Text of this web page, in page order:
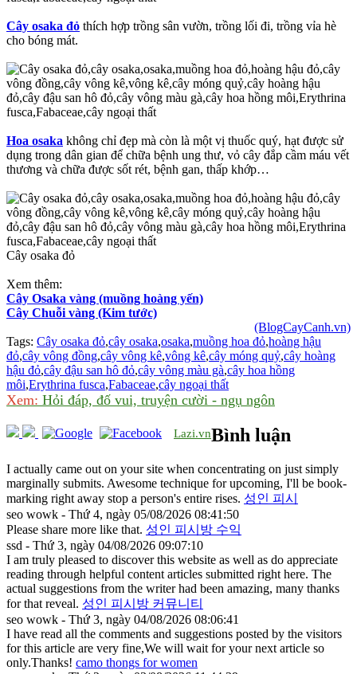
Cây osaka đỏ thích hợp trồng sân vườn, trồng lối đi, trồng vỉa hè
cho bóng mát.
Hoa osaka không chỉ đẹp mà còn là một vị thuốc quý, hạt được sử
dụng trong dân gian để chữa bệnh ung thư, vỏ cây đắp cầm máu vết
thương và chữa được sốt rét, bệnh gan, thấp khớp…
Cây osaka đỏ
Xem thêm:
Cây Osaka vàng (muồng hoàng yến)
Cây Chuỗi vàng (Kim tước)
(BlogCayCanh.vn)
Tags: Cây osaka đỏ,cây osaka,osaka,muồng hoa đỏ,hoàng hậu
đỏ,cây vông đồng,cây vông kê,vông kê,cây móng quỷ,cây hoàng
hậu đỏ,cây đậu san hô đỏ,cây vông màu gà,cây hoa hồng
môi,Erythrina fusca,Fabaceae,cây ngoại thất
Xem: Hỏi đáp, đố vui, truyện cười - ngụ ngôn
Lazi.vnBình luận
I actually came out on your site when concentrating on just simply
marginally submits. Awesome technique for upcoming, I'll be book-
marking right away stop a person's entire rises. 성인 피시
seo wowk - Thứ 4, ngày 05/08/2026 08:41:50
Please share more like that. 성인 피시방 수익
ssd - Thứ 3, ngày 04/08/2026 09:07:10
I am truly pleased to discover this website as well as do appreciate
reading through helpful content articles submitted right here. The
actual suggestions from the writer had been amazing, many thanks
for that reveal. 성인 피시방 커뮤니티
seo wowk - Thứ 3, ngày 04/08/2026 08:06:41
I have read all the comments and suggestions posted by the visitors
for this article are very fine,We will wait for your next article so
only.Thanks! camo thongs for women